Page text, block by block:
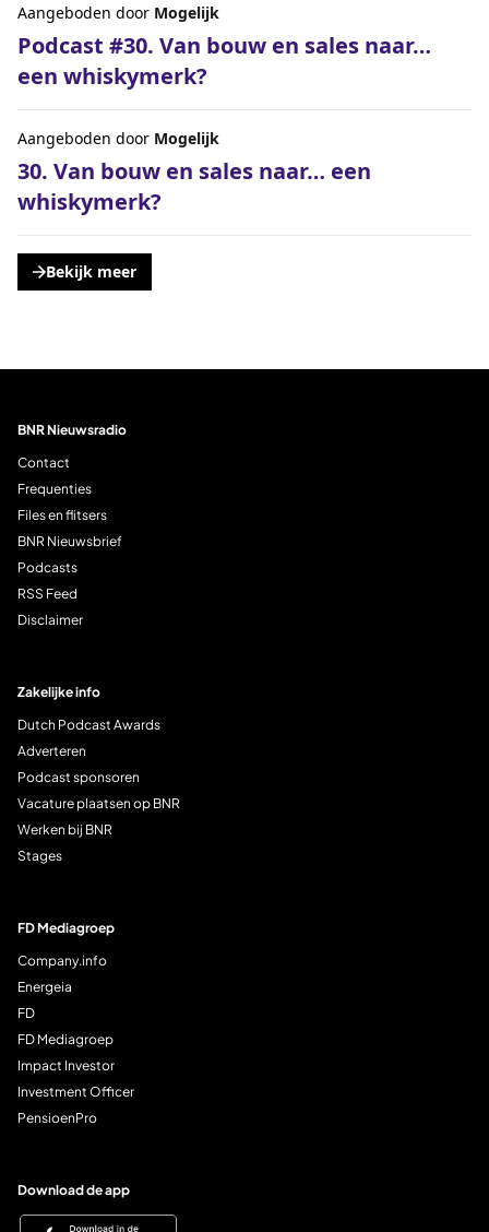
Podcast #30. Van bouw en sales naar…
een whiskymerk?
Aangeboden door Mogelijk
30. Van bouw en sales naar… een
whiskymerk?
Aangeboden door Mogelijk
Bekijk meer
, opent een nieuwe tabblad
BNR Nieuwsradio
Contact
Frequenties
Files en flitsers
BNR Nieuwsbrief
Podcasts
RSS Feed
Disclaimer
Zakelijke info
Dutch Podcast Awards
Adverteren
Podcast sponsoren
Vacature plaatsen op BNR
Werken bij BNR
Stages
FD Mediagroep
Company.info
Energeia
FD
FD Mediagroep
Impact Investor
Investment Officer
PensioenPro
Download de app